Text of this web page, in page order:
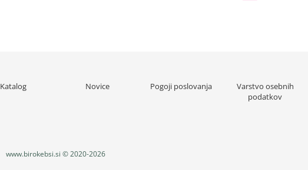
Katalog Novice Pogoji poslovanja
Varstvo osebnih
podatkov
www.birokebsi.si © 2020-2026